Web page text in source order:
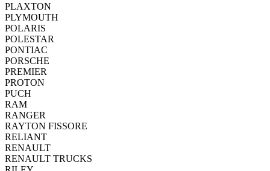
PLAXTON
PLYMOUTH
POLARIS
POLESTAR
PONTIAC
PORSCHE
PREMIER
PROTON
PUCH
RAM
RANGER
RAYTON FISSORE
RELIANT
RENAULT
RENAULT TRUCKS